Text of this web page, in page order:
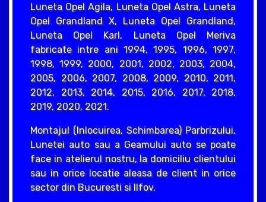
Luneta Opel Agila, Luneta Opel Astra, Luneta
Opel Grandland X, Luneta Opel Grandland,
Luneta Opel Karl, Luneta Opel Meriva
fabricate intre ani 1994, 1995, 1996, 1997,
1998, 1999, 2000, 2001, 2002, 2003, 2004,
2005, 2006, 2007, 2008, 2009, 2010, 2011,
2012, 2013, 2014, 2015, 2016, 2017, 2018,
2019, 2020, 2021.
Montajul (Inlocuirea, Schimbarea) Parbrizului,
Lunetei auto sau a Geamului auto se poate
face in atelierul nostru, la domiciliu clientului
sau in orice locatie aleasa de client in orice
sector din Bucuresti si Ilfov.